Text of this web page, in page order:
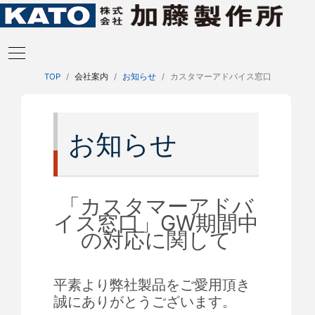
TOP 会社案内 お知らせ カスタマーアドバイス窓口
お知らせ
「カスタマーアドバ
イス窓口」GW期間中
の対応に関して
平素より弊社製品をご愛用頂き
誠にありがとうございます。